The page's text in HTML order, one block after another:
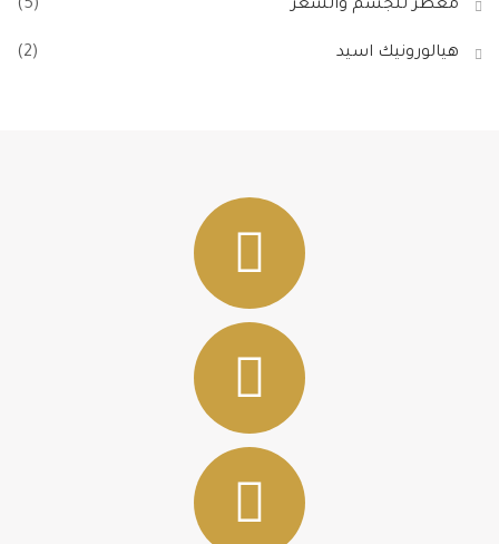
معطر للجسم والشعر (5)
هيالورونيك اسيد (2)